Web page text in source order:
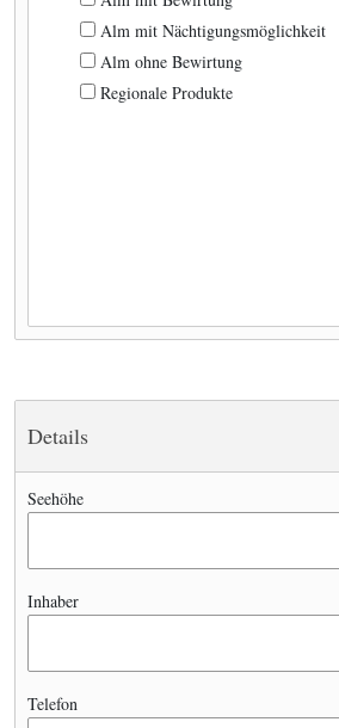
Alm mit Nächtigungsmöglichkeit
Alm ohne Bewirtung
Regionale Produkte
Details
Seehöhe
Inhaber
Telefon